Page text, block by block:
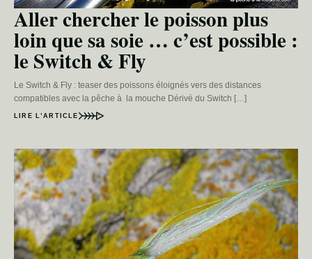
Aller chercher le poisson plus
loin que sa soie … c’est possible :
le Switch & Fly
Le Switch & Fly : teaser des poissons éloignés vers des distances
compatibles avec la pêche à la mouche Dérivé du Switch […]
LIRE L’ARTICLE